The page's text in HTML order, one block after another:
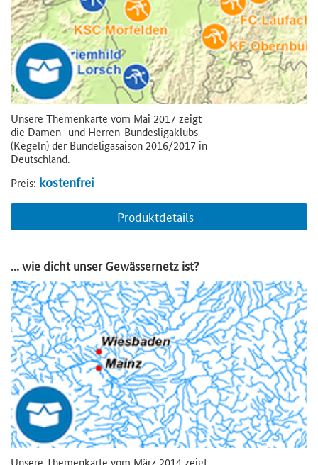
Unsere Themenkarte vom Mai 2017 zeigt
die Damen- und Herren-Bundesligaklubs
(Kegeln) der Bundeligasaison 2016/2017 in
Deutschland.
Preis: kostenfrei
Produktdetails
... wie dicht unser Gewässernetz ist?